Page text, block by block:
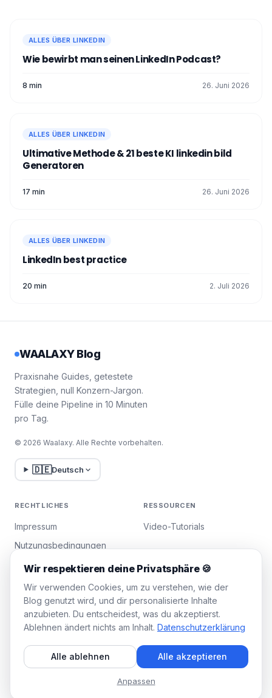
ALLES ÜBER LINKEDIN
Wie bewirbt man seinen LinkedIn Podcast?
8 min 26. Juni 2026
ALLES ÜBER LINKEDIN
Ultimative Methode & 21 beste KI linkedin bild
Generatoren
17 min 26. Juni 2026
ALLES ÜBER LINKEDIN
LinkedIn best practice
20 min 2. Juli 2026
WAALAXY Blog
Praxisnahe Guides, getestete
Strategien, null Konzern-Jargon.
Fülle deine Pipeline in 10 Minuten
pro Tag.
© 2026 Waalaxy. Alle Rechte vorbehalten.
🇩🇪Deutsch
RECHTLICHES
Impressum
Nutzungsbedingungen
Datenschutzrichtlinie
Cookies verwalten
RESSOURCEN
Video-Tutorials
WAALAXY
Team-Plan
Wir respektieren deine Privatsphäre 🍪
Wir verwenden Cookies, um zu verstehen, wie der
Blog genutzt wird, und dir personalisierte Inhalte
anzubieten. Du entscheidest, was du akzeptierst.
Ablehnen ändert nichts am Inhalt. Datenschutzerklärung
Alle ablehnen Alle akzeptieren
Anpassen